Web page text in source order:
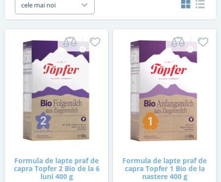
cele mai noi
Formula de lapte praf de
capra Topfer 2 Bio de la 6
luni 400 g
Formula de lapte praf de
capra Topfer 1 Bio de la
nastere 400 g